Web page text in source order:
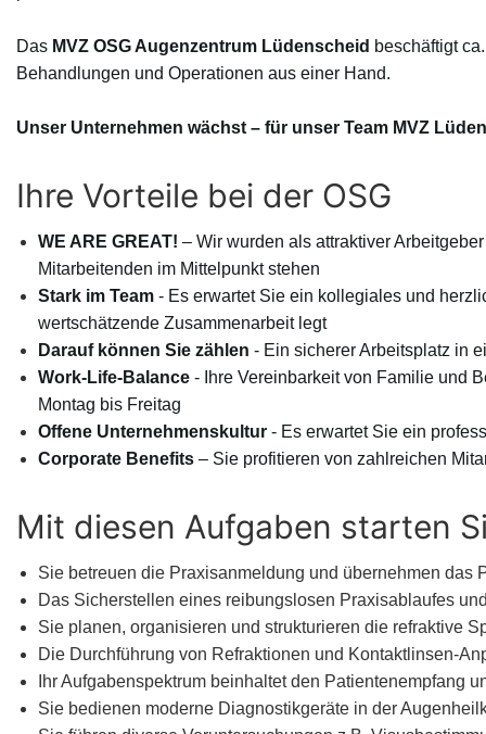
Das MVZ OSG Augenzentrum Lüdenscheid beschäftigt
Behandlungen und Operationen aus einer Hand.
Unser Unternehmen wächst – für unser Team MVZ
Ihre Vorteile bei der OSG
WE ARE GREAT! – Wir wurden als attraktiver
Mitarbeitenden im Mittelpunkt stehen
Stark im Team - Es erwartet Sie ein kollegiales und
wertschätzende Zusammenarbeit legt
Darauf können Sie zählen - Ein sicherer Arbeitsplatz in
Work-Life-Balance - Ihre Vereinbarkeit von Familie und
Montag bis Freitag
Offene Unternehmenskultur - Es erwartet Sie ein
Corporate Benefits – Sie profitieren von zahlreichen
Mit diesen Aufgaben starten
Sie betreuen die Praxisanmeldung und übernehmen das
Das Sicherstellen eines reibungslosen Praxisablaufes
Sie planen, organisieren und strukturieren die refraktive
Die Durchführung von Refraktionen und Kontaktlinsen-
Ihr Aufgabenspektrum beinhaltet den Patientenempfang
Sie bedienen moderne Diagnostikgeräte in der